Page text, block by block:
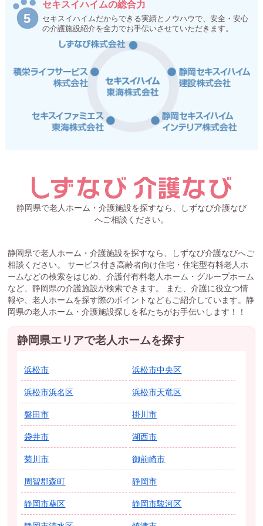
セキスイハイムの総合力
セキスイハイムだからできる実績とノウハウで、安全・安心
の介護施設紹介を全力でお手伝いさせていただきます。
静岡県で老人ホーム・介護施設を探すなら、しずなび介護なび
へご相談ください。
静岡県で老人ホーム・介護施設を探すなら、しずなび介護なびへご
相談ください。 サービス付き高齢者向け住宅・住宅型有料老人ホ
ームなどの検索をはじめ、介護付有料老人ホーム・グループホーム
など、静岡県の介護施設が検索できます。 また、介護に役立つ情
報や、老人ホームを探す際のポイントなどもご紹介しています。静
岡県の老人ホーム・介護施設探しを私たちがお手伝いします！！
静岡県エリアで老人ホームを探す
浜松市 浜松市中央区
浜松市浜名区 浜松市天竜区
磐田市 掛川市
袋井市 湖西市
菊川市 御前崎市
周智郡森町 静岡市
静岡市葵区 静岡市駿河区